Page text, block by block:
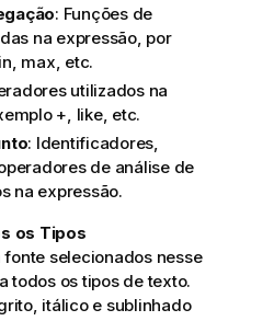
: Funções de
na expressão, por
, max, etc.
utilizados na
+, like, etc.
: Identificadores,
de análise de
na expressão.
os Tipos
selecionados nesse
todos os tipos de texto.
itálico e sublinhado